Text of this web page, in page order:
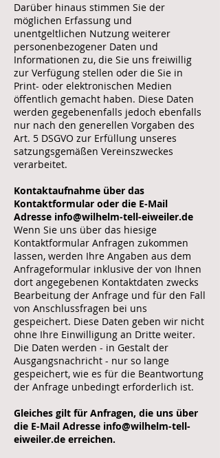
Darüber hinaus stimmen Sie der
möglichen Erfassung und
unentgeltlichen Nutzung weiterer
personenbezogener Daten und
Informationen zu, die Sie uns freiwillig
zur Verfügung stellen oder die Sie in
Print- oder elektronischen Medien
öffentlich gemacht haben. Diese Daten
werden gegebenenfalls jedoch ebenfalls
nur nach den generellen Vorgaben des
Art. 5 DSGVO zur Erfüllung unseres
satzungsgemäßen Vereinszweckes
verarbeitet.
Kontaktaufnahme über das
Kontaktformular oder die E-Mail
Adresse info@wilhelm-tell-eiweiler.de
Wenn Sie uns über das hiesige
Kontaktformular Anfragen zukommen
lassen, werden Ihre Angaben aus dem
Anfrageformular inklusive der von Ihnen
dort angegebenen Kontaktdaten zwecks
Bearbeitung der Anfrage und für den Fall
von Anschlussfragen bei uns
gespeichert. Diese Daten geben wir nicht
ohne Ihre Einwilligung an Dritte weiter.
Die Daten werden - in Gestalt der
Ausgangsnachricht - nur so lange
gespeichert, wie es für die Beantwortung
der Anfrage unbedingt erforderlich ist.
Gleiches gilt für Anfragen, die uns über
die E-Mail Adresse info@wilhelm-tell-
eiweiler.de erreichen.